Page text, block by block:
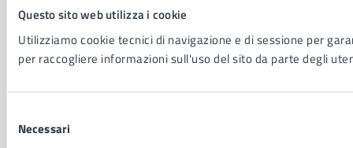
Questo sito web utilizza i cookie
Utilizziamo cookie tecnici di navigazione e di sessione per
per raccogliere informazioni sull'uso del sito da parte degli
delNecessari
Richiesta assistenza
Informativa privacy
Cookie Policy
Notifica atti giudiziari